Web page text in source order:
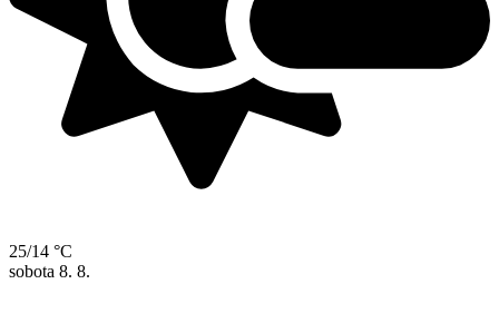
25/14 °C
sobota 8. 8.